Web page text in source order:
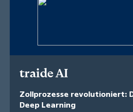
traide AI
Zollprozesse revolutioniert:
Deep Learning